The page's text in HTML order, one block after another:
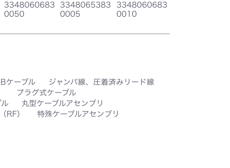
3348060683
0050
3348065383
0005
3348060683
0010
ケーブル
ジャンパ線、圧着済みリード線
プラグ式ケーブル
丸型ケーブルアセンブリ
RF）
特殊ケーブルアセンブリ